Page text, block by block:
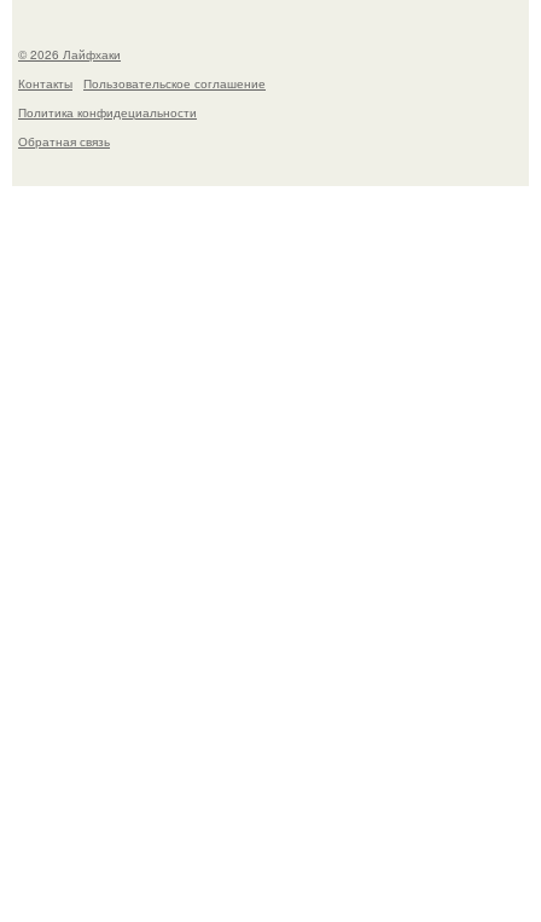
© 2026 Лайфхаки
Контакты
Пользовательское соглашение
Политика конфидециальности
Обратная связь